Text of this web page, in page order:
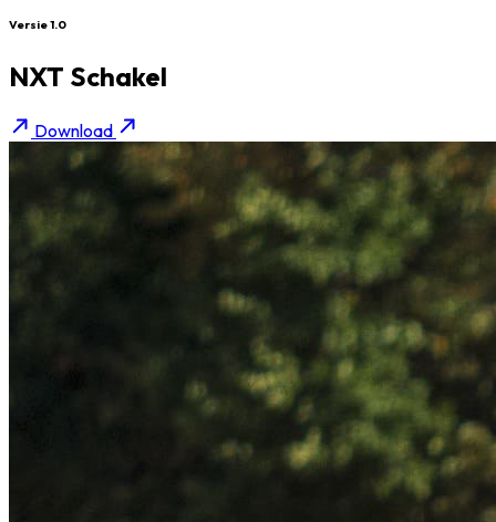
Versie 1.0
NXT Schakel
Download